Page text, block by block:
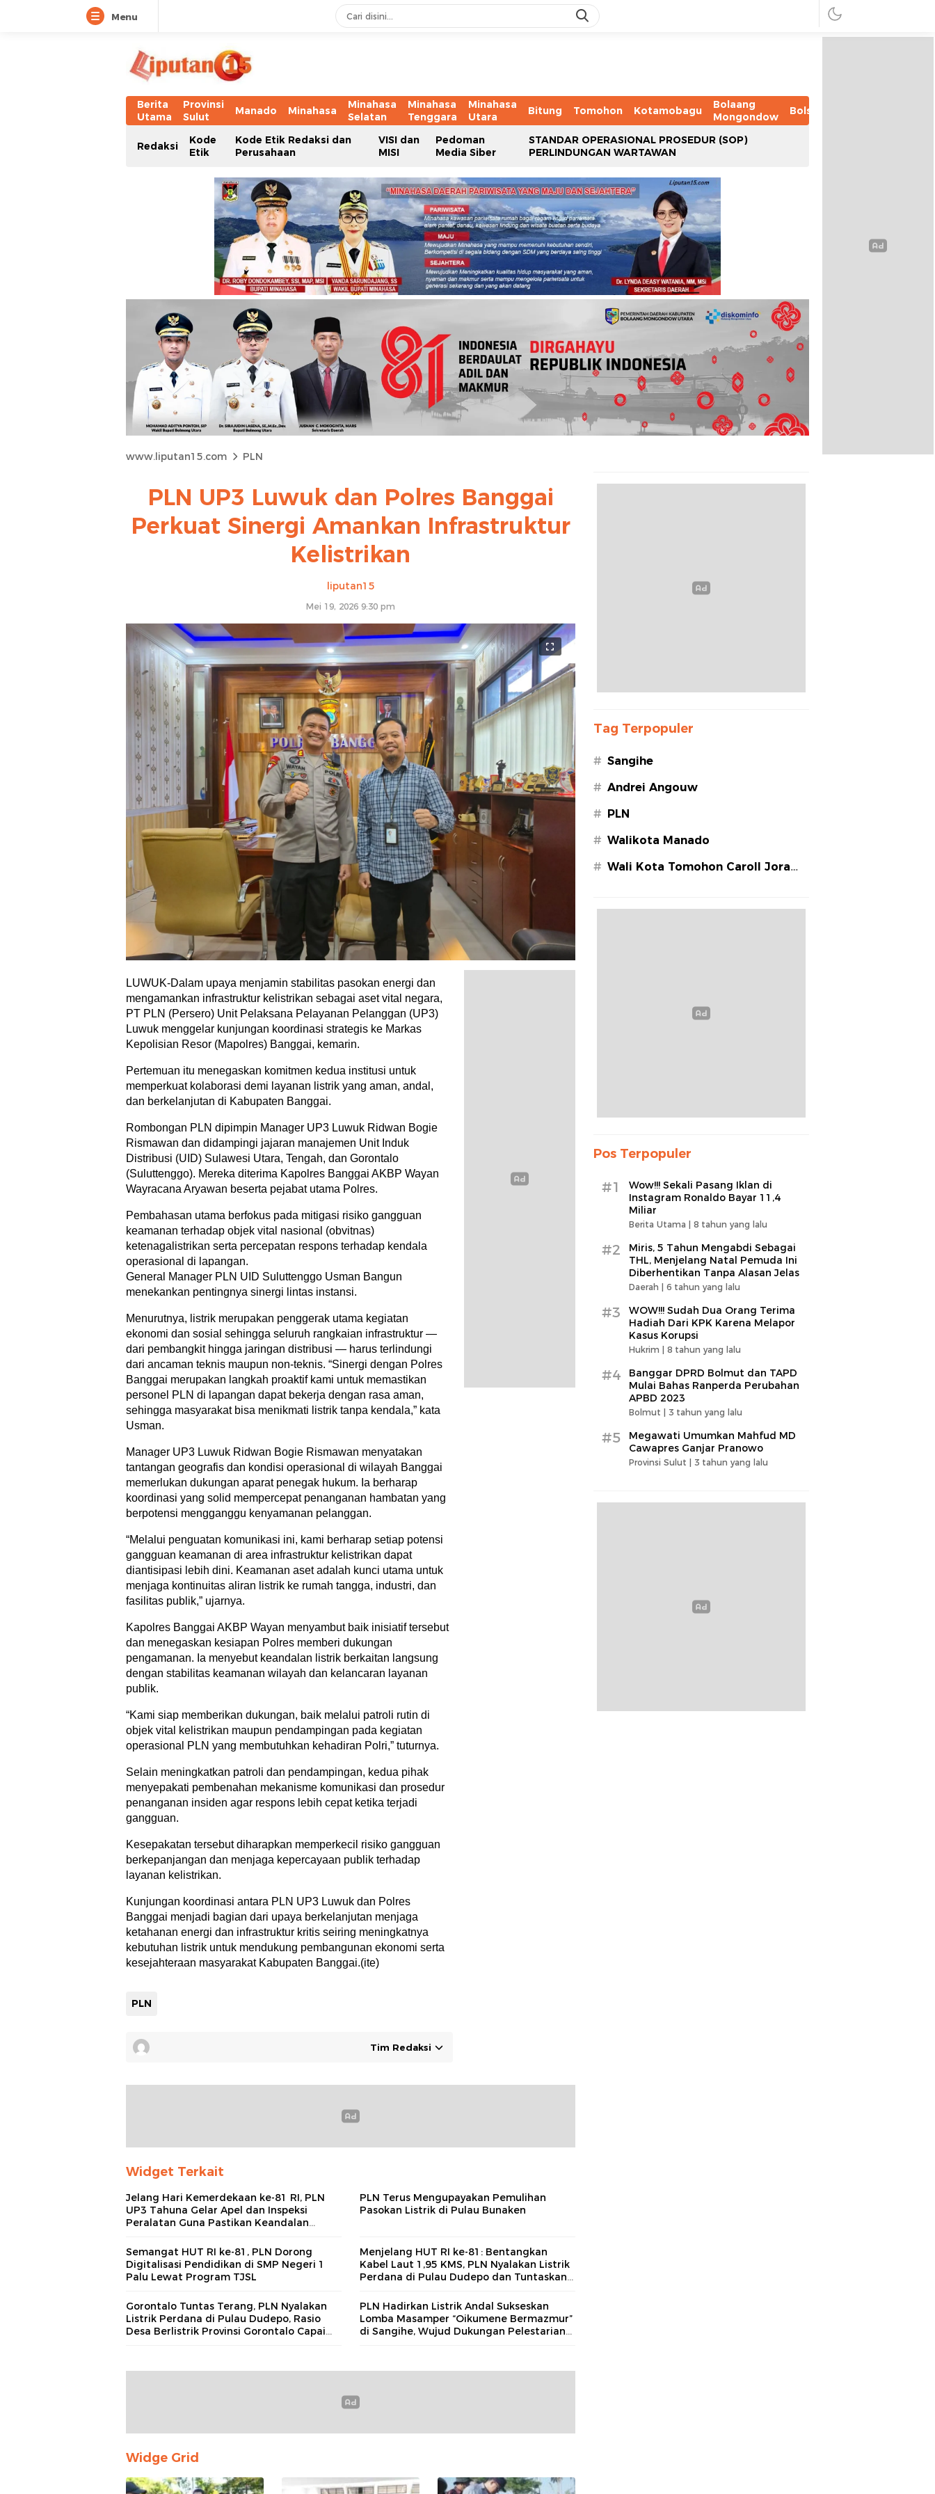
Menu
Berita
Utama
Provinsi
Sulut
Manado Minahasa
Minahasa
Selatan
Minahasa
Tenggara
Minahasa
Utara
Bitung Tomohon Kotamobagu
Bolaang
Mongondow
Bolsel
Redaksi
Kode
Etik
Kode Etik Redaksi dan
Perusahaan
VISI dan
MISI
Pedoman
Media Siber
STANDAR OPERASIONAL PROSEDUR (SOP)
PERLINDUNGAN WARTAWAN
www.liputan15.com PLN
PLN UP3 Luwuk dan Polres Banggai
Perkuat Sinergi Amankan Infrastruktur
Kelistrikan
liputan15
Mei 19, 2026 9:30 pm
LUWUK-Dalam upaya menjamin stabilitas pasokan energi dan
mengamankan infrastruktur kelistrikan sebagai aset vital negara,
PT PLN (Persero) Unit Pelaksana Pelayanan Pelanggan (UP3)
Luwuk menggelar kunjungan koordinasi strategis ke Markas
Kepolisian Resor (Mapolres) Banggai, kemarin.
Pertemuan itu menegaskan komitmen kedua institusi untuk
memperkuat kolaborasi demi layanan listrik yang aman, andal,
dan berkelanjutan di Kabupaten Banggai.
Rombongan PLN dipimpin Manager UP3 Luwuk Ridwan Bogie
Rismawan dan didampingi jajaran manajemen Unit Induk
Distribusi (UID) Sulawesi Utara, Tengah, dan Gorontalo
(Suluttenggo). Mereka diterima Kapolres Banggai AKBP Wayan
Wayracana Aryawan beserta pejabat utama Polres.
Pembahasan utama berfokus pada mitigasi risiko gangguan
keamanan terhadap objek vital nasional (obvitnas)
ketenagalistrikan serta percepatan respons terhadap kendala
operasional di lapangan.
General Manager PLN UID Suluttenggo Usman Bangun
menekankan pentingnya sinergi lintas instansi.
Menurutnya, listrik merupakan penggerak utama kegiatan
ekonomi dan sosial sehingga seluruh rangkaian infrastruktur —
dari pembangkit hingga jaringan distribusi — harus terlindungi
dari ancaman teknis maupun non-teknis. “Sinergi dengan Polres
Banggai merupakan langkah proaktif kami untuk memastikan
personel PLN di lapangan dapat bekerja dengan rasa aman,
sehingga masyarakat bisa menikmati listrik tanpa kendala,” kata
Usman.
Manager UP3 Luwuk Ridwan Bogie Rismawan menyatakan
tantangan geografis dan kondisi operasional di wilayah Banggai
memerlukan dukungan aparat penegak hukum. Ia berharap
koordinasi yang solid mempercepat penanganan hambatan yang
berpotensi mengganggu kenyamanan pelanggan.
“Melalui penguatan komunikasi ini, kami berharap setiap potensi
gangguan keamanan di area infrastruktur kelistrikan dapat
diantisipasi lebih dini. Keamanan aset adalah kunci utama untuk
menjaga kontinuitas aliran listrik ke rumah tangga, industri, dan
fasilitas publik,” ujarnya.
Kapolres Banggai AKBP Wayan menyambut baik inisiatif tersebut
dan menegaskan kesiapan Polres memberi dukungan
pengamanan. Ia menyebut keandalan listrik berkaitan langsung
dengan stabilitas keamanan wilayah dan kelancaran layanan
publik.
“Kami siap memberikan dukungan, baik melalui patroli rutin di
objek vital kelistrikan maupun pendampingan pada kegiatan
operasional PLN yang membutuhkan kehadiran Polri,” tuturnya.
Selain meningkatkan patroli dan pendampingan, kedua pihak
menyepakati pembenahan mekanisme komunikasi dan prosedur
penanganan insiden agar respons lebih cepat ketika terjadi
gangguan.
Kesepakatan tersebut diharapkan memperkecil risiko gangguan
berkepanjangan dan menjaga kepercayaan publik terhadap
layanan kelistrikan.
Kunjungan koordinasi antara PLN UP3 Luwuk dan Polres
Banggai menjadi bagian dari upaya berkelanjutan menjaga
ketahanan energi dan infrastruktur kritis seiring meningkatnya
kebutuhan listrik untuk mendukung pembangunan ekonomi serta
kesejahteraan masyarakat Kabupaten Banggai.(ite)
PLN
Tim Redaksi
Widget Terkait
Jelang Hari Kemerdekaan ke-81 RI, PLN
UP3 Tahuna Gelar Apel dan Inspeksi
Peralatan Guna Pastikan Keandalan
PLN Terus Mengupayakan Pemulihan
Pasokan Listrik di Pulau Bunaken
Semangat HUT RI ke-81, PLN Dorong
Digitalisasi Pendidikan di SMP Negeri 1
Palu Lewat Program TJSL
Menjelang HUT RI ke-81: Bentangkan
Kabel Laut 1,95 KMS, PLN Nyalakan Listrik
Perdana di Pulau Dudepo dan Tuntaskan
Gorontalo
Gorontalo Tuntas Terang, PLN Nyalakan
Listrik Perdana di Pulau Dudepo, Rasio
Desa Berlistrik Provinsi Gorontalo Capai
PLN Hadirkan Listrik Andal Sukseskan
Lomba Masamper “Oikumene Bermazmur”
di Sangihe, Wujud Dukungan Pelestarian
Widge Grid
Tag Terpopuler
# Sangihe
# Andrei Angouw
# PLN
# Walikota Manado
# Wali Kota Tomohon Caroll Joram
Pos Terpopuler
#1
Wow!!! Sekali Pasang Iklan di
Instagram Ronaldo Bayar 11,4
Miliar
Berita Utama | 8 tahun yang lalu
#2
Miris, 5 Tahun Mengabdi Sebagai
THL, Menjelang Natal Pemuda Ini
Diberhentikan Tanpa Alasan Jelas
Daerah | 6 tahun yang lalu
#3
WOW!!! Sudah Dua Orang Terima
Hadiah Dari KPK Karena Melapor
Kasus Korupsi
Hukrim | 8 tahun yang lalu
#4
Banggar DPRD Bolmut dan TAPD
Mulai Bahas Ranperda Perubahan
APBD 2023
Bolmut | 3 tahun yang lalu
#5
Megawati Umumkan Mahfud MD
Cawapres Ganjar Pranowo
Provinsi Sulut | 3 tahun yang lalu